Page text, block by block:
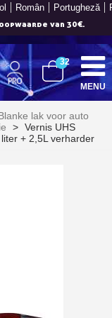
Român Portugheză
1 minuut
van 30€.
1 minuut
vouchers
bestelling
32
MENU
lak voor auto
> Vernis UHS
+ 2,5L verharder